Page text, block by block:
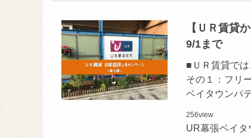
【ＵＲ賃貸
9/1まで
■ＵＲ賃貸で
その１：フリ
ベイタウンパ
256view
UR幕張ベイ